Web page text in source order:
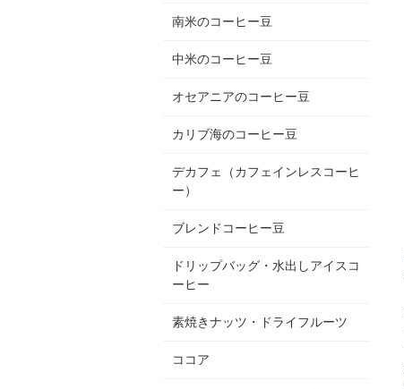
南米のコーヒー豆
中米のコーヒー豆
オセアニアのコーヒー豆
カリブ海のコーヒー豆
デカフェ（カフェインレスコーヒ
ー）
ブレンドコーヒー豆
ドリップバッグ・水出しアイスコ
ーヒー
素焼きナッツ・ドライフルーツ
ココア